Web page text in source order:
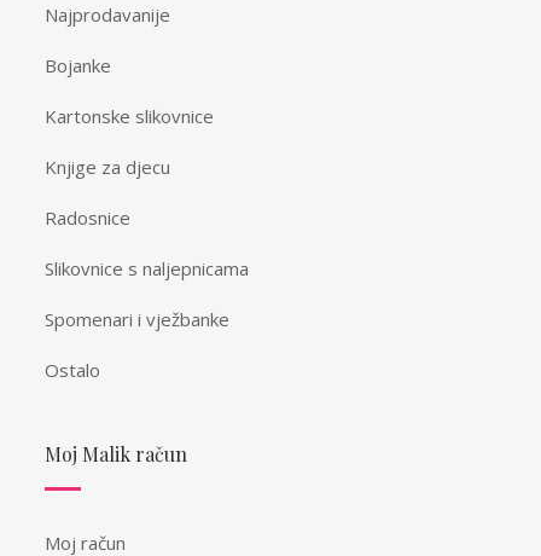
Najprodavanije
Bojanke
Kartonske slikovnice
Knjige za djecu
Radosnice
Slikovnice s naljepnicama
Spomenari i vježbanke
Ostalo
Moj Malik račun
Moj račun